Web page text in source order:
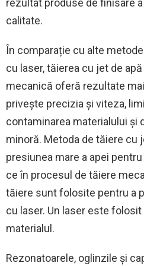
rezultat produse de finisare
calitate.
În comparație cu alte
cu laser, tăierea cu jet de
mecanică oferă rezultate
privește precizia și viteza,
contaminarea materialului și
minoră. Metoda de tăiere cu
presiunea mare a apei
ce în procesul de tăiere
tăiere sunt folosite pentru a
cu laser. Un laser este
materialul.
Rezonatoarele, oglinzile și